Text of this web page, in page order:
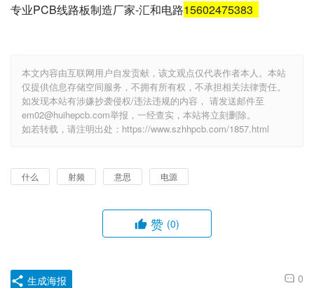
专业PCB线路板制造厂家-汇和电路15602475383
本文内容由互联网用户自发贡献，该文观点仅代表作者本人。本站
仅提供信息存储空间服务，不拥有所有权，不承担相关法律责任。
如发现本站有涉嫌抄袭侵权/违法违规的内容， 请发送邮件至
em02@huihepcb.com举报，一经查实，本站将立刻删除。
如若转载，请注明出处：https://www.szhhpcb.com/1857.html
什么 射频 意思 电源
赞 (0)
0
生成海报